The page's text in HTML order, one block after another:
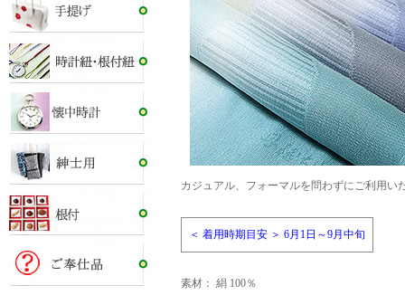
カジュアル、フォーマルを問わずにご利用い
＜ 着用時期目安 ＞ 6月1日～9月中旬
素材： 絹 100％